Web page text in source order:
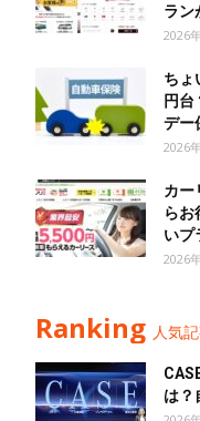
ラン
2026
ちょ
円
デー
2026
カー
らお
いプ
2026
Ranking 人気
は？